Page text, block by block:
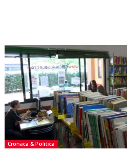
Cronaca & Politica